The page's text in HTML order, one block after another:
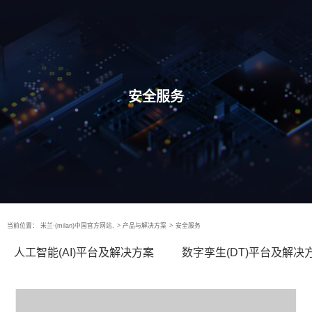
安全服务
当前位置： 米兰·(milan)中国官方网站, > 产品与解决方案 > 安全服务
人工智能(AI)平台及解决方案 数字孪生(DT)平台及解决